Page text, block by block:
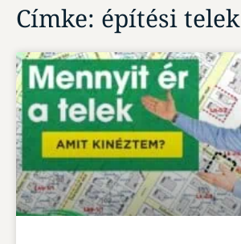
Címke: építési telek